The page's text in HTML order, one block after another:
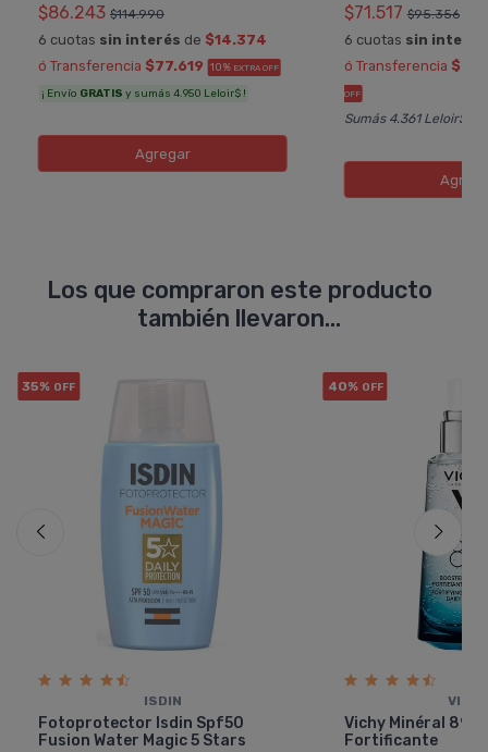
$86.243 $114.990
6 cuotas sin interés de $14.374
ó Transferencia $77.619 10% EXTRA OFF
¡ Envío GRATIS y sumás 4.950 Leloir$ !
Agregar
$71.517 $95.356
6 cuotas sin interés
ó Transferencia
OFF
Sumás 4.361 Leloir$
Los que compraron este producto
también llevaron...
35% OFF
ISDIN
Fotoprotector Isdin Spf50
Fusion Water Magic 5 Stars
40% OFF
VICHY
Vichy Minéral 89
Fortificante